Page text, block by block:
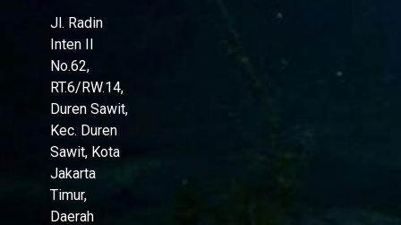
Jl. Radin
Inten II
No.62,
RT.6/RW.14,
Duren Sawit,
Kec. Duren
Sawit, Kota
Jakarta
Timur,
Daerah